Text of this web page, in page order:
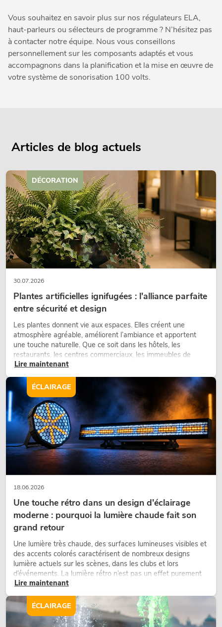
Vous souhaitez en savoir plus sur nos régulateurs ELA,
haut-parleurs ou sélecteurs de programme ? N’hésitez pas
à contacter notre équipe. Nous vous conseillons
personnellement sur les composants adaptés et vous
accompagnons dans la planification et la mise en œuvre de
votre système de sonorisation 100 volts.
Articles de blog actuels
30.07.2026
Plantes artificielles ignifugées : l'alliance parfaite
entre sécurité et design
Les plantes donnent vie aux espaces. Elles créent une
atmosphère agréable, améliorent l’ambiance et apportent
une touche naturelle. Que ce soit dans les hôtels, les
restaurants, les centres commerciaux, les immeubles de
bureaux ou sur les stands d’exposition, une végétalisation de
d’aménagement modernes.
Lire maintenant
DÉCORATION
18.06.2026
Une touche rétro dans un design d'éclairage
moderne : pourquoi la lumière chaude fait son
grand retour
Une lumière très chaude, des surfaces lumineuses visibles et
des accents colorés caractérisent de nombreux designs
lumière actuels sur les scènes, dans les clubs et lors
d’événements. La lumière rétro n’est pas un effet purement
nostalgique, mais un outil de conception utilisé de manière
scènes et peut rendre les configurations LED techniques plus
émotionnelles.
Lire maintenant
ÉCLAIRAGE
ÉCLAIRAGE